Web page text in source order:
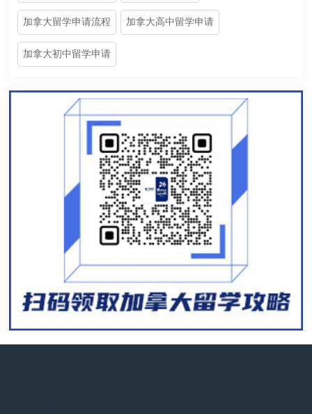
加拿大留学申请流程 加拿大高中留学申请
加拿大初中留学申请